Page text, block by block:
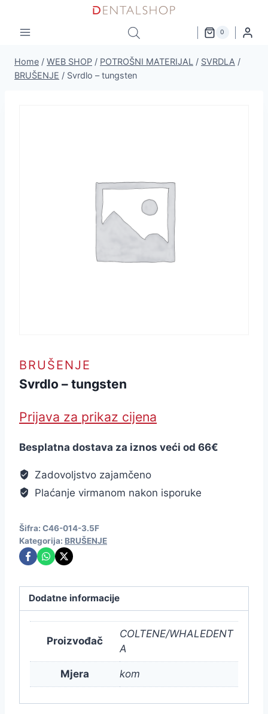
content
0
Home / WEB SHOP / POTROŠNI MATERIJAL / SVRDLA /
BRUŠENJE / Svrdlo – tungsten
BRUŠENJE
Svrdlo – tungsten
Prijava za prikaz cijena
Besplatna dostava za iznos veći od 66€
Zadovoljstvo zajamčeno
Plaćanje virmanom nakon isporuke
Šifra: C46-014-3.5F
Kategorija: BRUŠENJE
Dodatne informacije
Proizvođač
COLTENE/WHALEDENT
A
Mjera kom